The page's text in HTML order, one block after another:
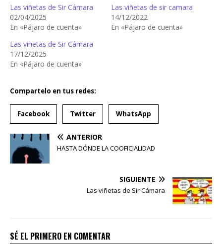
Las viñetas de Sir Cámara
02/04/2025
En «Pájaro de cuenta»
Las viñetas de sir camara
14/12/2022
En «Pájaro de cuenta»
Las viñetas de Sir Cámara
17/12/2025
En «Pájaro de cuenta»
Compartelo en tus redes:
Facebook Twitter WhatsApp
ANTERIOR
HASTA DÓNDE LA COOFICIALIDAD
SIGUIENTE
Las viñetas de Sir Cámara
SÉ EL PRIMERO EN COMENTAR